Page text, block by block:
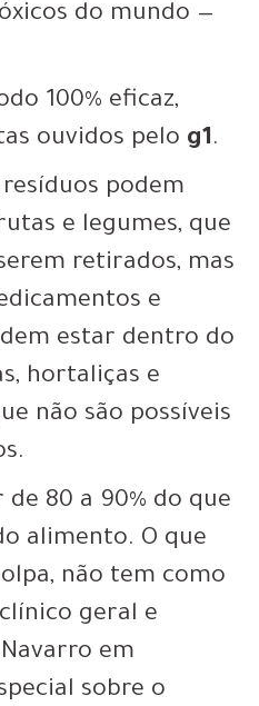
do mundo —
100% eficaz,
ouvidos pelo g1.
podem
e legumes, que
retirados, mas
e
estar dentro do
hortaliças e
não são possíveis
de 80 a 90% do que
alimento. O que
não tem como
geral e
em
sobre o